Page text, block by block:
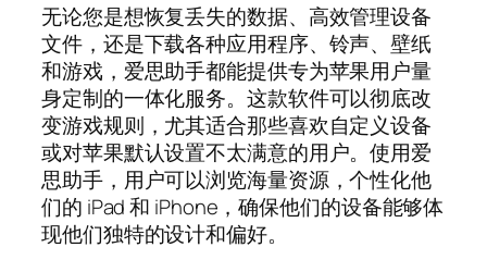
无论您是想恢复丢失的数据、高效管理设备
文件，还是下载各种应用程序、铃声、壁纸
和游戏，爱思助手都能提供专为苹果用户量
身定制的一体化服务。这款软件可以彻底改
变游戏规则，尤其适合那些喜欢自定义设备
或对苹果默认设置不太满意的用户。使用爱
思助手，用户可以浏览海量资源，个性化他
们的 iPad 和 iPhone，确保他们的设备能够体
现他们独特的设计和偏好。